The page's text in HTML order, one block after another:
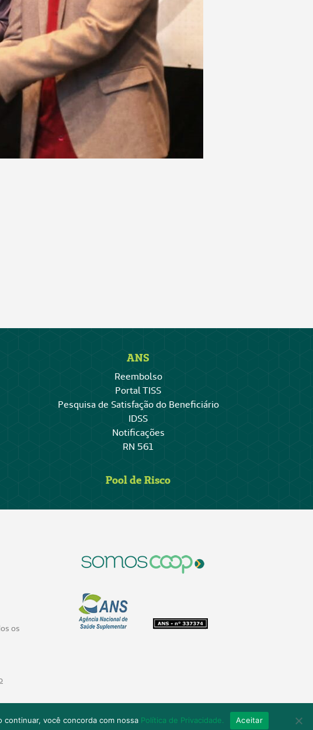
você concorda com nossa Política de Privacidade. Aceitar
ANS
Reembolso
Portal TISS
Pesquisa de Satisfação do Beneficiário
IDSS
Notificações
RN 561
Pool de Risco
os